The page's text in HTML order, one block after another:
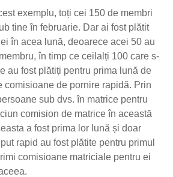
exemplu, toți cei 150 de membri
tine în februarie. Dar ai fost plătit
în acea lună, deoarece acei 50 au
în timp ce ceilalți 100 care s-
au fost plătiți pentru prima lună de
comisioane de pornire rapidă. Prin
sub dvs. în matrice pentru
comision de matrice în această
a fost prima lor lună și doar
rapid au fost plătite pentru primul
comisioane matriciale pentru ei